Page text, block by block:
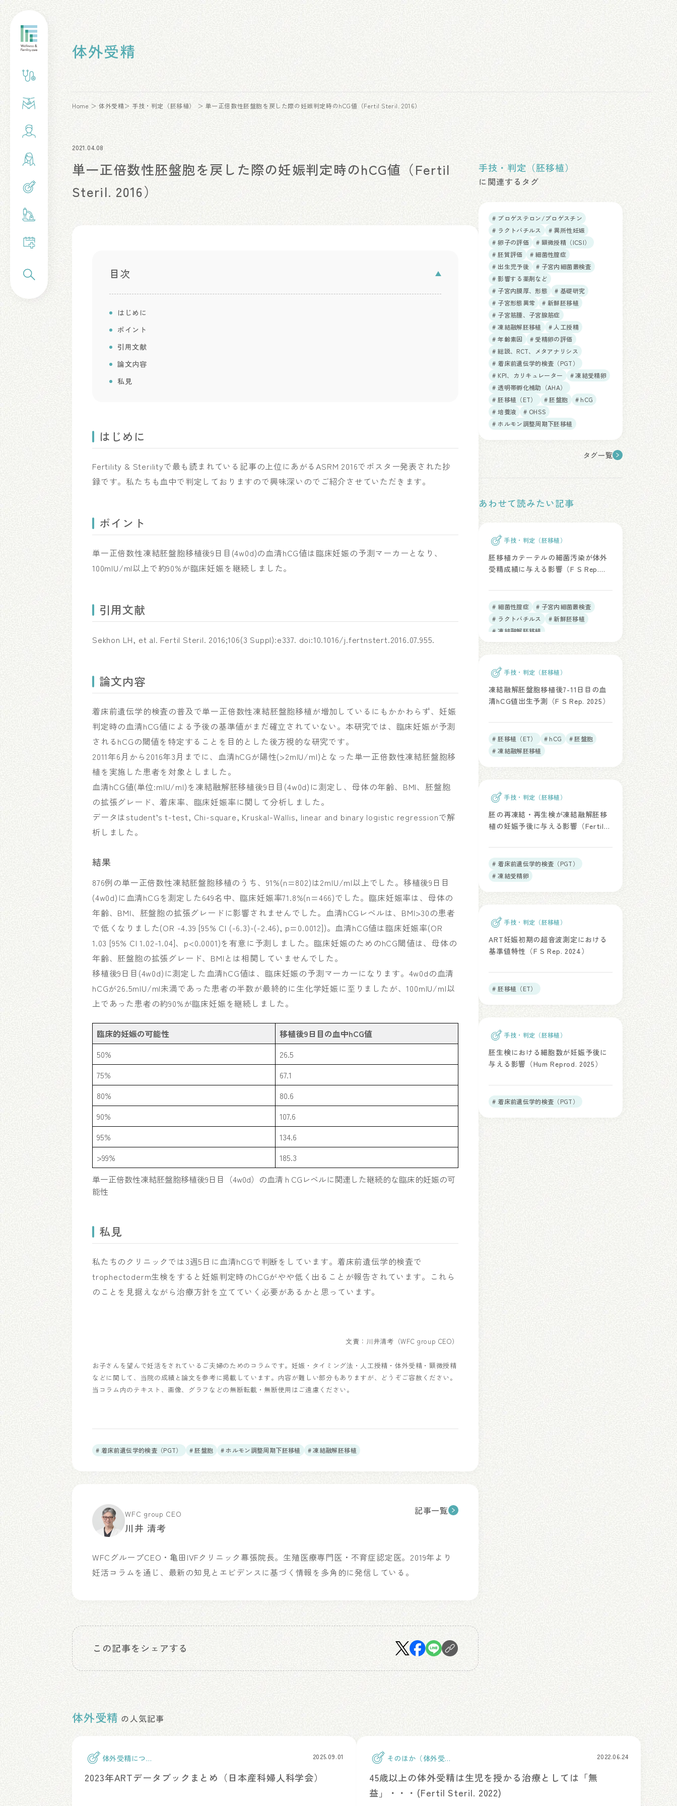
体外受精
Home 体外受精 手技・判定（胚移植） 単一正倍数性胚盤胞を戻した際の妊娠判定時のhCG値（Fertil Steril. 2016）
2021.04.08
単一正倍数性胚盤胞を戻した際の妊娠判定時のhCG値（Fertil
Steril. 2016）
目次
はじめに
ポイント
引用文献
論文内容
私見
はじめに
Fertility & Sterilityで最も読まれている記事の上位にあがるASRM 2016でポスター発表された抄
録です。私たちも血中で判定しておりますので興味深いのでご紹介させていただきます。
ポイント
単一正倍数性凍結胚盤胞移植後9日目(4w0d)の血清hCG値は臨床妊娠の予測マーカーとなり、
100mIU/ml以上で約90%が臨床妊娠を継続しました。
引用文献
Sekhon LH, et al. Fertil Steril. 2016;106(3 Suppl):e337. doi:10.1016/j.fertnstert.2016.07.955.
論文内容
着床前遺伝学的検査の普及で単一正倍数性凍結胚盤胞移植が増加しているにもかかわらず、妊娠
判定時の血清hCG値による予後の基準値がまだ確立されていない。本研究では、臨床妊娠が予測
されるhCGの閾値を特定することを目的とした後方視的な研究です。
2011年6月から2016年3月までに、血清hCGが陽性(>2mIU/ml)となった単一正倍数性凍結胚盤胞移
植を実施した患者を対象としました。
血清hCG値(単位:mIU/ml)を凍結融解胚移植後9日目(4w0d)に測定し、母体の年齢、BMI、胚盤胞
の拡張グレード、着床率、臨床妊娠率に関して分析しました。
データはstudent’s t-test, Chi-square, Kruskal-Wallis, linear and binary logistic regressionで解
析しました。
結果
876例の単一正倍数性凍結胚盤胞移植のうち、91%(n=802)は2mIU/ml以上でした。移植後9日目
(4w0d)に血清hCGを測定した649名中、臨床妊娠率71.8%(n=466)でした。臨床妊娠率は、母体の
年齢、BMI、胚盤胞の拡張グレードに影響されませんでした。血清hCGレベルは、BMI>30の患者
で低くなりました(OR -4.39 [95% CI (-6.3)-(-2.46), p=0.0012])。血清hCG値は臨床妊娠率(OR
1.03 [95% CI 1.02-1.04]、p<0.0001)を有意に予測しました。臨床妊娠のためのhCG閾値は、母体の
年齢、胚盤胞の拡張グレード、BMIとは相関していませんでした。
移植後9日目(4w0d)に測定した血清hCG値は、臨床妊娠の予測マーカーになります。4w0dの血清
hCGが26.5mIU/ml未満であった患者の半数が最終的に生化学妊娠に至りましたが、100mIU/ml以
上であった患者の約90%が臨床妊娠を継続しました。
臨床的妊娠の可能性
移植後9日目の血中hCG値
50%
26.5
75%
67.1
80%
80.6
90%
107.6
95%
134.6
>99%
185.3
単一正倍数性凍結胚盤胞移植後9日目（4w0d）の血清ｈCGレベルに関連した継続的な臨床的妊娠の可
能性
私見
私たちのクリニックでは3週5日に血清hCGで判断をしています。着床前遺伝学的検査で
trophectoderm生検をすると妊娠判定時のhCGがやや低く出ることが報告されています。これら
のことを見据えながら治療方針を立てていく必要があるかと思っています。
文責：川井清考（WFC group CEO）
お子さんを望んで妊活をされているご夫婦のためのコラムです。妊娠・タイミング法・人工授精・体外受精・顕微授精
などに関して、当院の成績と論文を参考に掲載しています。内容が難しい部分もありますが、どうぞご容赦ください。
当コラム内のテキスト、画像、グラフなどの無断転載・無断使用はご遠慮ください。
# 着床前遺伝学的検査（PGT） # 胚盤胞 # ホルモン調整周期下胚移植 # 凍結融解胚移植
WFC group CEO
川井 清考
記事一覧
WFCグループCEO・亀田IVFクリニック幕張院長。生殖医療専門医・不育症認定医。2019年より
妊活コラムを通じ、最新の知見とエビデンスに基づく情報を多角的に発信している。
この記事をシェアする
手技・判定（胚移植）
に関連するタグ
# プロゲステロン/プロゲスチン
# ラクトバチルス
# 異所性妊娠
# 卵子の評価
# 顕微授精（ICSI）
# 胚質評価
# 細菌性膣症
# 出生児予後
# 子宮内細菌叢検査
# 影響する薬剤など
# 子宮内膜厚、形態
# 基礎研究
# 子宮形態異常
# 新鮮胚移植
# 子宮筋腫、子宮腺筋症
# 凍結融解胚移植
# 人工授精
# 年齢素因
# 受精卵の評価
# 総説、RCT、メタアナリシス
# 着床前遺伝学的検査（PGT）
# KPI、カリキュレーター
# 凍結受精卵
# 透明帯孵化補助（AHA）
# 胚移植（ET）
# 胚盤胞
# hCG
# 培養液
# OHSS
# ホルモン調整周期下胚移植
タグ一覧
あわせて読みたい記事
手技・判定（胚移植）
胚移植カテーテルの細菌汚染が体外
受精成績に与える影響（F S Rep.
# 細菌性膣症
# 子宮内細菌叢検査
# ラクトバチルス
# 新鮮胚移植
# 凍結融解胚移植
手技・判定（胚移植）
凍結融解胚盤胞移植後7-11日目の血
清hCG値出生予測（F S Rep. 2025）
# 胚移植（ET） # hCG
# 胚盤胞
# 凍結融解胚移植
手技・判定（胚移植）
胚の再凍結・再生検が凍結融解胚移
植の妊娠予後に与える影響（Fertil
# 着床前遺伝学的検査（PGT）
# 凍結受精卵
手技・判定（胚移植）
ART妊娠初期の超音波測定における
基準値特性（F S Rep. 2024）
# 胚移植（ET）
手技・判定（胚移植）
胚生検における細胞数が妊娠予後に
与える影響（Hum Reprod. 2025）
# 着床前遺伝学的検査（PGT）
体外受精 の人気記事
体外受精につい
2025.09.01
2023年ARTデータブックまとめ（日本産科婦人科学会）
そのほか（体外受
2022.06.24
45歳以上の体外受精は生児を授かる治療としては「無
益」・・・(Fertil Steril. 2022)